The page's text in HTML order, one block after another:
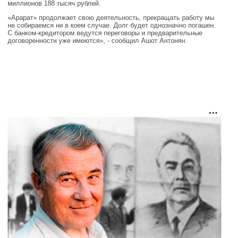
миллионов 188 тысяч рублей.
«Арарат» продолжает свою деятельность, прекращать работу мы
не собираемся ни в коем случае. Долг будет однозначно погашен.
С банком-кредитором ведутся переговоры и предварительные
договоренности уже имеются», - сообщил Ашот Антонян.